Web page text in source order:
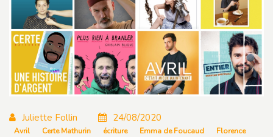
Juliette Follin 24/08/2020
Avril Certe Mathurin écriture Emma de Foucaud
Florence